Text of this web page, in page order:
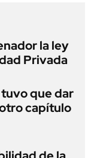
la ley
Privada
que dar
capítulo